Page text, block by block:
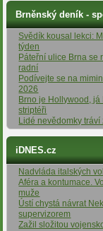
Brněnský deník -
Svědík kousal lekci:
týden
Páteřní ulice Brna se
radní
Podívejte se na
2026
Brno je Hollywood,
striptéři
Lidé nevědomky
iDNES.cz
Nadvláda italských
Aféra a kontumace.
muže
Ústí chystá návrat
supervizorem
Zažil složitou